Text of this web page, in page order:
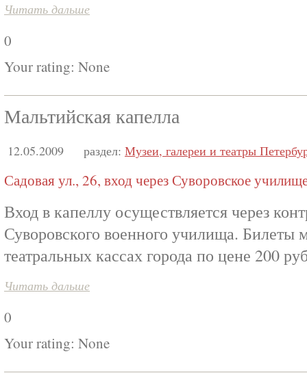
Читать дальше
0
Your rating: None
Мальтийская капелла
12.05.2009 раздел: Музеи, галереи и театры
Садовая ул., 26, вход через Суворовское
Вход в капеллу осуществляется через
Суворовского военного училища. Билеты
театральных кассах города по цене 200
Читать дальше
0
Your rating: None